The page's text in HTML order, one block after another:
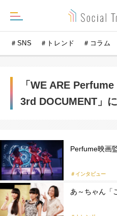
＃SNS ＃トレンド ＃コラム
「WE ARE
3rd DOCUMENT」
Perfume映画
＃インタビュー
あ～ちゃん「